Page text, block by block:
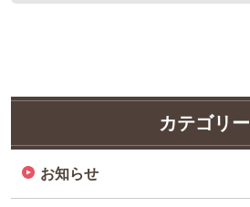
カテゴリー
お知らせ